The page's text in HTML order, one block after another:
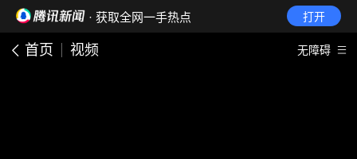
· 获取全网一手热点 打开
首页 视频 无障碍